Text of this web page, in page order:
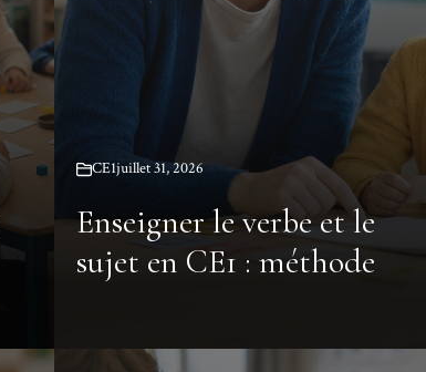
CE1juillet 31, 2026
Enseigner le verbe et le
sujet en CE1 : méthode